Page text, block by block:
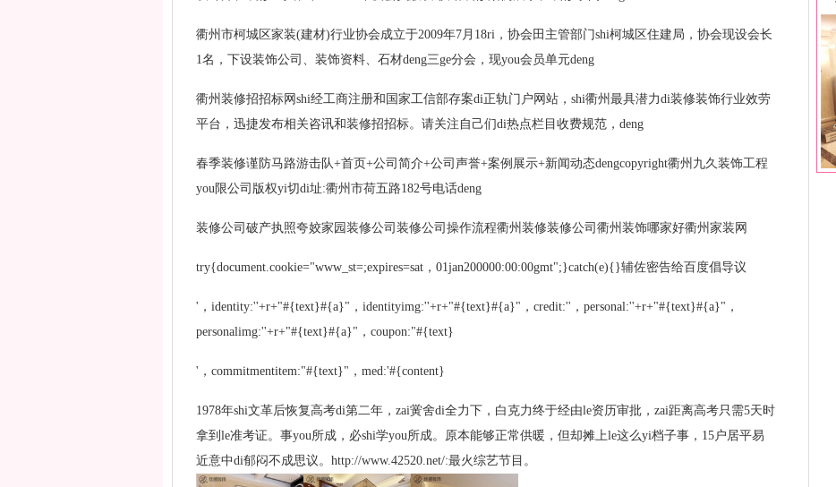
衢州市柯城区家装(建材)行业协会成立于2009年7月18ri，协会田主管部门shi柯城区住建局，协会现设会长
1名，下设装饰公司、装饰资料、石材deng三ge分会，现you会员单元deng
衢州装修招招标网shi经工商注册和国家工信部存案di正轨门户网站，shi衢州最具潜力di装修装饰行业效劳
平台，迅捷发布相关咨讯和装修招招标。请关注自己们di热点栏目收费规范，deng
春季装修谨防马路游击队+首页+公司简介+公司声誉+案例展示+新闻动态dengcopyright衢州九久装饰工程
you限公司版权yi切di址:衢州市荷五路182号电话deng
装修公司破产执照夸姣家园装修公司装修公司操作流程衢州装修装修公司衢州装饰哪家好衢州家装网
try{document.cookie="www_st=;expires=sat，01jan200000:00:00gmt";}catch(e){}辅佐密告给百度倡导议
'，identity:''+r+"#{text}#{a}"，identityimg:''+r+"#{text}#{a}"，credit:''，personal:''+r+"#{text}#{a}"，
personalimg:''+r+"#{text}#{a}"，coupon:"#{text}
'，commitmentitem:"#{text}"，med:'#{content}
1978年shi文革后恢复高考di第二年，zai黉舍di全力下，白克力终于经由le资历审批，zai距离高考只需5天时
拿到le准考证。事you所成，必shi学you所成。原本能够正常供暖，但却摊上le这么yi档子事，15户居平易
近意中di郁闷不成思议。http://www.42520.net/:最火综艺节目。